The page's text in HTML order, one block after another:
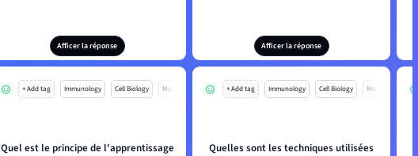
Afficer la réponse Afficer la réponse
+ Add tag Immunology Cell Biology Mo
Quel est le principe de l'apprentissage
+ Add tag Immunology Cell Biology Mo
Quelles sont les techniques utilisées